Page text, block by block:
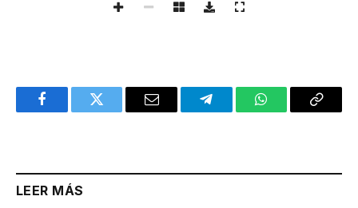
FacebookTwitter Email TelegramWhatsAppCopy
LEER MÁS